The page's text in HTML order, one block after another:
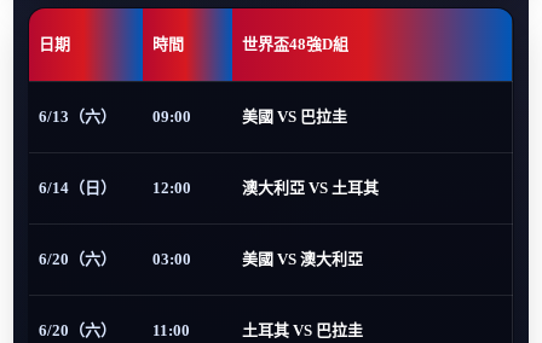
日期 時間 世界盃48強D組
6/13（六） 09:00 美國 VS 巴拉圭
6/14（日） 12:00 澳大利亞 VS 土耳其
6/20（六） 03:00 美國 VS 澳大利亞
6/20（六） 11:00 土耳其 VS 巴拉圭